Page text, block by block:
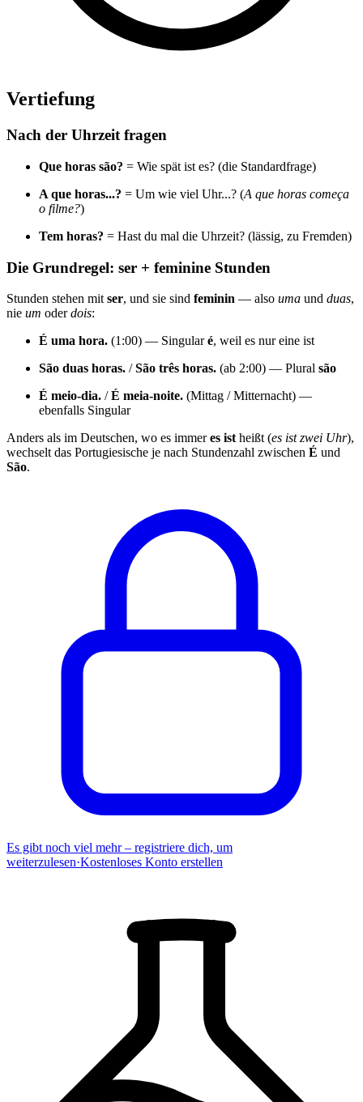
Vertiefung
Nach der Uhrzeit fragen
Que horas são? = Wie spät ist es? (die Standardfrage)
A que horas...? = Um wie viel Uhr...? (A que horas começa
o filme?)
Tem horas? = Hast du mal die Uhrzeit? (lässig, zu Fremden)
Die Grundregel: ser + feminine Stunden
Stunden stehen mit ser, und sie sind feminin — also uma und duas,
nie um oderdois:
É uma hora. (1:00) — Singularé, weil es nur eine ist
São duas horas. /São três horas. (ab 2:00) — Plural são
É meio-dia. /É meia-noite. (Mittag / Mitternacht) —
ebenfalls Singular
Anders als im Deutschen, wo es immeres ist heißt (es ist zwei Uhr),
wechselt das Portugiesische je nach Stundenzahl zwischen É und
São.
Es gibt noch viel mehr – registriere dich, um
weiterzulesen·Kostenloses Konto erstellen